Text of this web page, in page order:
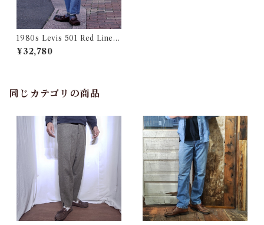
1980s Levis 501 Red Line
Denim Pants W32 L27 / #4
2 アイスブルー アメリカ製 リ
¥32,780
同じカテゴリの商品